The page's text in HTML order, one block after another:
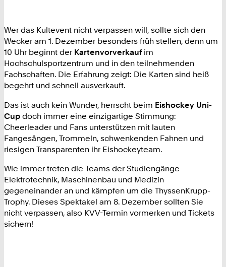
Wer das Kultevent nicht verpassen will, sollte sich den
Wecker am 1. Dezember besonders früh stellen, denn um
10 Uhr beginnt der Kartenvorverkauf im
Hochschulsportzentrum und in den teilnehmenden
Fachschaften. Die Erfahrung zeigt: Die Karten sind heiß
begehrt und schnell ausverkauft.
Das ist auch kein Wunder, herrscht beim Eishockey Uni-
Cup doch immer eine einzigartige Stimmung:
Cheerleader und Fans unterstützen mit lauten
Fangesängen, Trommeln, schwenkenden Fahnen und
riesigen Transparenten ihr Eishockeyteam.
Wie immer treten die Teams der Studiengänge
Elektrotechnik, Maschinenbau und Medizin
gegeneinander an und kämpfen um die ThyssenKrupp-
Trophy. Dieses Spektakel am 8. Dezember sollten Sie
nicht verpassen, also KVV-Termin vormerken und Tickets
sichern!